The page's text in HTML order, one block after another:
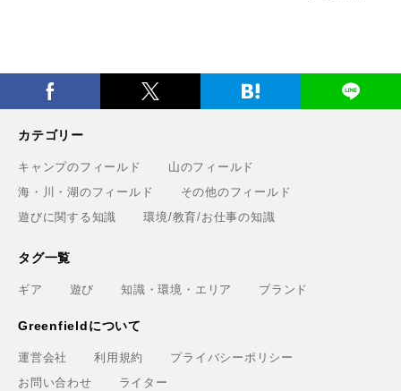
カテゴリー
キャンプのフィールド
山のフィールド
海・川・湖のフィールド
その他のフィールド
遊びに関する知識
環境/教育/お仕事の知識
タグ一覧
ギア 遊び 知識・環境・エリア ブランド
Greenfieldについて
運営会社 利用規約
プライバシーポリシー
お問い合わせ
ライター